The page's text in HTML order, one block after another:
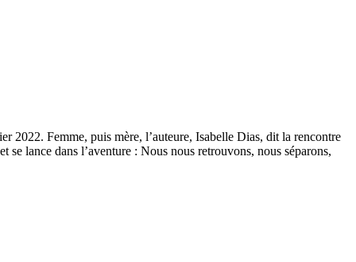
2022. Femme, puis mère, l’auteure, Isabelle Dias, dit la rencontre
lance dans l’aventure : Nous nous retrouvons, nous séparons,